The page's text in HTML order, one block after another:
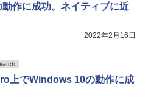
作に成功。ネイティブに近
2022年2月16日
上でWindows 10の動作に成